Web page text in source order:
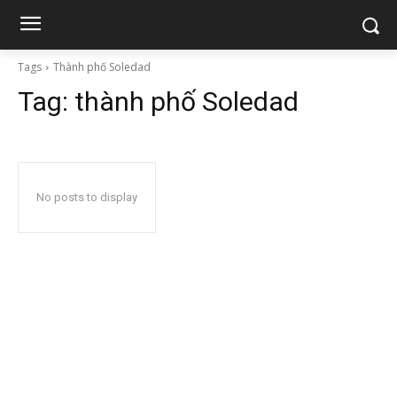
Tags Thành phố Soledad
Tag: thành phố Soledad
No posts to display